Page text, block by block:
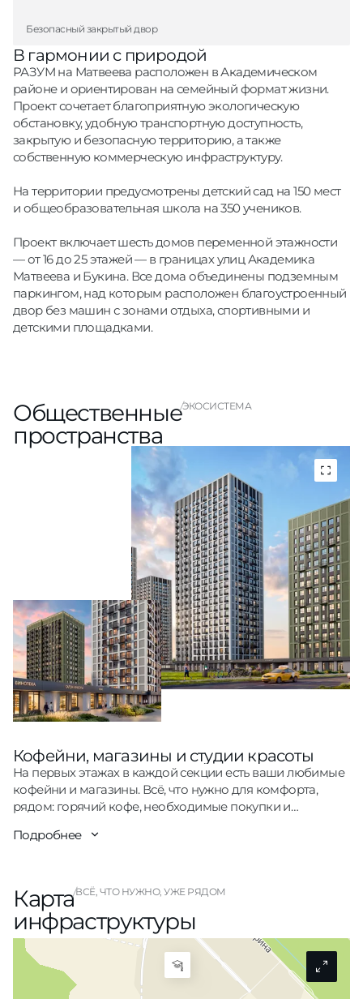
Безопасный закрытый двор
В гармонии с природой
РАЗУМ на Матвеева расположен в Академическом
районе и ориентирован на семейный формат жизни.
Проект сочетает благоприятную экологическую
обстановку, удобную транспортную доступность,
закрытую и безопасную территорию, а также
собственную коммерческую инфраструктуру.
На территории предусмотрены детский сад на 150 мест
и общеобразовательная школа на 350 учеников.
Проект включает шесть домов переменной этажности
— от 16 до 25 этажей — в границах улиц Академика
Матвеева и Букина. Все дома объединены подземным
паркингом, над которым расположен благоустроенный
двор без машин с зонами отдыха, спортивными и
детскими площадками.
КартаВСЁ, ЧТО НУЖНО, УЖЕ РЯДОМ
инфраструктуры
ОбщественныеЭКОСИСТЕМА
пространства
Кофейни, магазины и студии красоты
На первых этажах в каждой секции есть ваши любимые
кофейни и магазины. Всё, что нужно для комфорта,
рядом: горячий кофе, необходимые покупки и
Подробнее